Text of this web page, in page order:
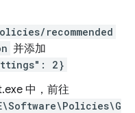
recommended
并添加
2}
中，前往